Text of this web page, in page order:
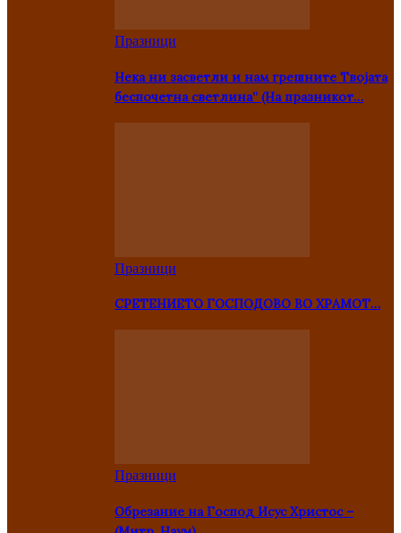
Празници
Нека ни засветли и нам грешните Твојата
беспочетна светлина” (На празникот…
Празници
СРЕТЕНИЕТО ГОСПОДОВО ВО ХРАМОТ…
Празници
Oбрезание на Господ Исус Христос –